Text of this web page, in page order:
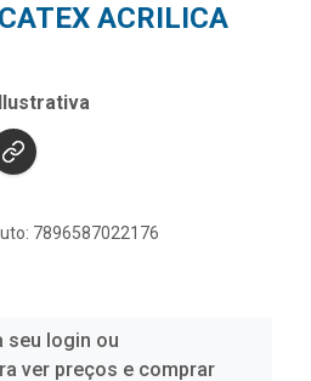
ACRILICA
7896587022176
seu login ou
ver preços e comprar